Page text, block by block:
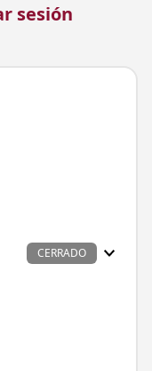
sesión
CERRADO